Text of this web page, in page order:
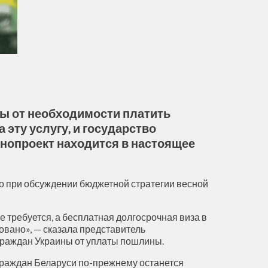
от необходимости платить
услугу, и государство
находится в настоящее
обсуждении бюджетной стратегии весной
а бесплатная долгосрочная виза в
— сказала представитель
Украины от уплаты пошлины.
Беларуси по-прежнему останется